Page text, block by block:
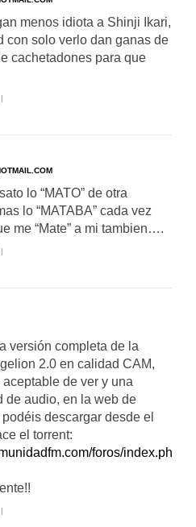
menos idiota a Shinji Ikari,
con solo verlo dan ganas de
cachetadones para que
lo “MATO” de otra
lo “MATABA” cada vez
me “Mate” a mi tambien….
versión completa de la
2.0 en calidad CAM,
de ver y una
de audio, en la web de
descargar desde el
el torrent:
foros/index.php?